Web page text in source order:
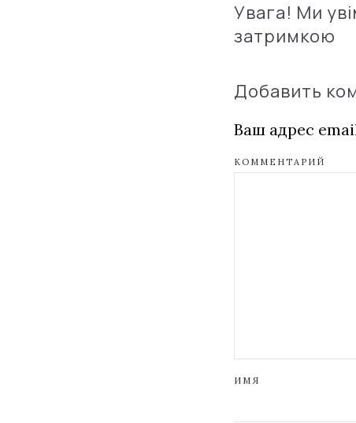
Увага! Ми
затримкою
Добавить
Ваш адрес
КОММЕНТАРИЙ
ИМЯ